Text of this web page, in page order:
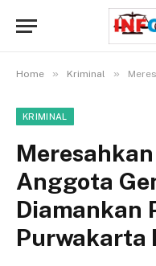
Home » Kriminal »
KRIMINAL
Anggota
Diamankan
Purwakarta